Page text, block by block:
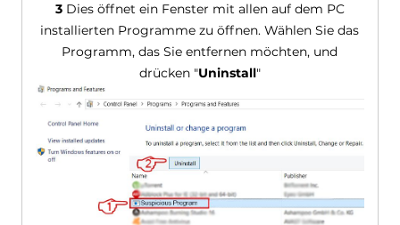
3Dies öffnet ein Fenster mit allen auf dem PC
installierten Programme zu öffnen. Wählen Sie das
Programm, das Sie entfernen möchten, und
drücken "Uninstall"